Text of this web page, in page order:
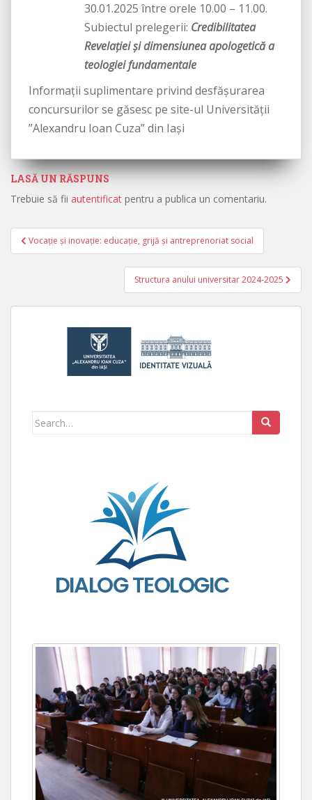
30.01.2025 între orele 10.00 – 11.00.
Subiectul prelegerii: Credibilitatea
Revelaţiei și dimensiunea apologetică a
teologiei fundamentale
Informații suplimentare privind desfășurarea
concursurilor se găsesc pe site-ul Universității
”Alexandru Ioan Cuza” din Iași
LASĂ UN RĂSPUNS
Trebuie să fii autentificat pentru a publica un comentariu.
Navigare în articole
Vocație și inovație: educație, grijă și antreprenoriat social
Structura anului universitar 2024-2025
Search for: